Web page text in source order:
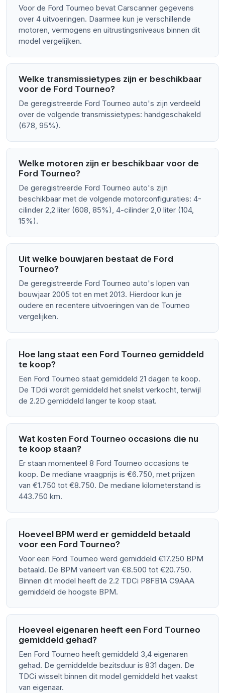
Voor de Ford Tourneo bevat Carscanner gegevens
over 4 uitvoeringen. Daarmee kun je verschillende
motoren, vermogens en uitrustingsniveaus binnen dit
model vergelijken.
Welke transmissietypes zijn er beschikbaar
voor de Ford Tourneo?
De geregistreerde Ford Tourneo auto's zijn verdeeld
over de volgende transmissietypes: handgeschakeld
(678, 95%).
Welke motoren zijn er beschikbaar voor de
Ford Tourneo?
De geregistreerde Ford Tourneo auto's zijn
beschikbaar met de volgende motorconfiguraties: 4-
cilinder 2,2 liter (608, 85%), 4-cilinder 2,0 liter (104,
15%).
Uit welke bouwjaren bestaat de Ford
Tourneo?
De geregistreerde Ford Tourneo auto's lopen van
bouwjaar 2005 tot en met 2013. Hierdoor kun je
oudere en recentere uitvoeringen van de Tourneo
vergelijken.
Hoe lang staat een Ford Tourneo gemiddeld
te koop?
Een Ford Tourneo staat gemiddeld 21 dagen te koop.
De TDdi wordt gemiddeld het snelst verkocht, terwijl
de 2.2D gemiddeld langer te koop staat.
Wat kosten Ford Tourneo occasions die nu
te koop staan?
Er staan momenteel 8 Ford Tourneo occasions te
koop. De mediane vraagprijs is €6.750, met prijzen
van €1.750 tot €8.750. De mediane kilometerstand is
443.750 km.
Hoeveel BPM werd er gemiddeld betaald
voor een Ford Tourneo?
Voor een Ford Tourneo werd gemiddeld €17.250 BPM
betaald. De BPM varieert van €8.500 tot €20.750.
Binnen dit model heeft de 2.2 TDCi P8FB1A C9AAA
gemiddeld de hoogste BPM.
Hoeveel eigenaren heeft een Ford Tourneo
gemiddeld gehad?
Een Ford Tourneo heeft gemiddeld 3,4 eigenaren
gehad. De gemiddelde bezitsduur is 831 dagen. De
TDCi wisselt binnen dit model gemiddeld het vaakst
van eigenaar.